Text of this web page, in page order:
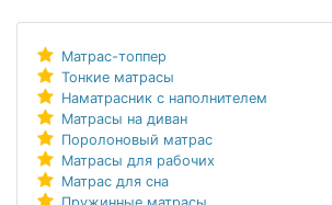
Матрас-топпер
Тонкие матрасы
Наматрасник с наполнителем
Матрасы на диван
Поролоновый матрас
Матрасы для рабочих
Матрас для сна